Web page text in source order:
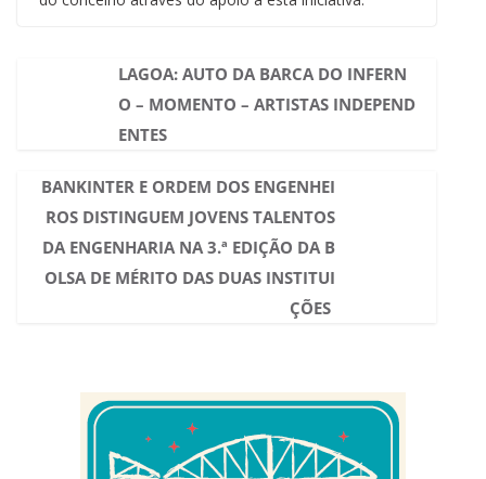
LAGOA: AUTO DA BARCA DO INFERN
O – MOMENTO – ARTISTAS INDEPEND
ENTES
BANKINTER E ORDEM DOS ENGENHEI
ROS DISTINGUEM JOVENS TALENTOS
DA ENGENHARIA NA 3.ª EDIÇÃO DA B
OLSA DE MÉRITO DAS DUAS INSTITUI
ÇÕES